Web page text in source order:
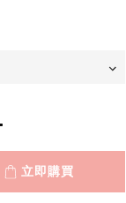
立即購買